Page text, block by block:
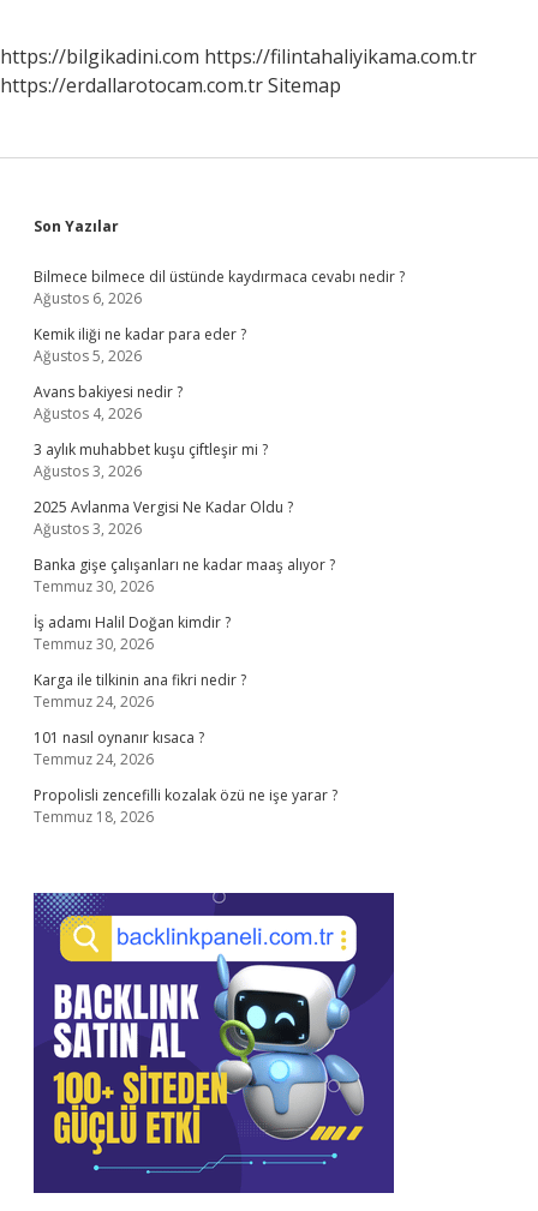
https://bilgikadini.com https://filintahaliyikama.com.tr
https://erdallarotocam.com.trSitemap
Sidebar
Son Yazılar
Bilmece bilmece dil üstünde kaydırmaca cevabı nedir ?
Ağustos 6, 2026
Kemik iliği ne kadar para eder ?
Ağustos 5, 2026
Avans bakiyesi nedir ?
Ağustos 4, 2026
3 aylık muhabbet kuşu çiftleşir mi ?
Ağustos 3, 2026
2025 Avlanma Vergisi Ne Kadar Oldu ?
Ağustos 3, 2026
Banka gişe çalışanları ne kadar maaş alıyor ?
Temmuz 30, 2026
İş adamı Halil Doğan kimdir ?
Temmuz 30, 2026
Karga ile tilkinin ana fikri nedir ?
Temmuz 24, 2026
101 nasıl oynanır kısaca ?
Temmuz 24, 2026
Propolisli zencefilli kozalak özü ne işe yarar ?
Temmuz 18, 2026